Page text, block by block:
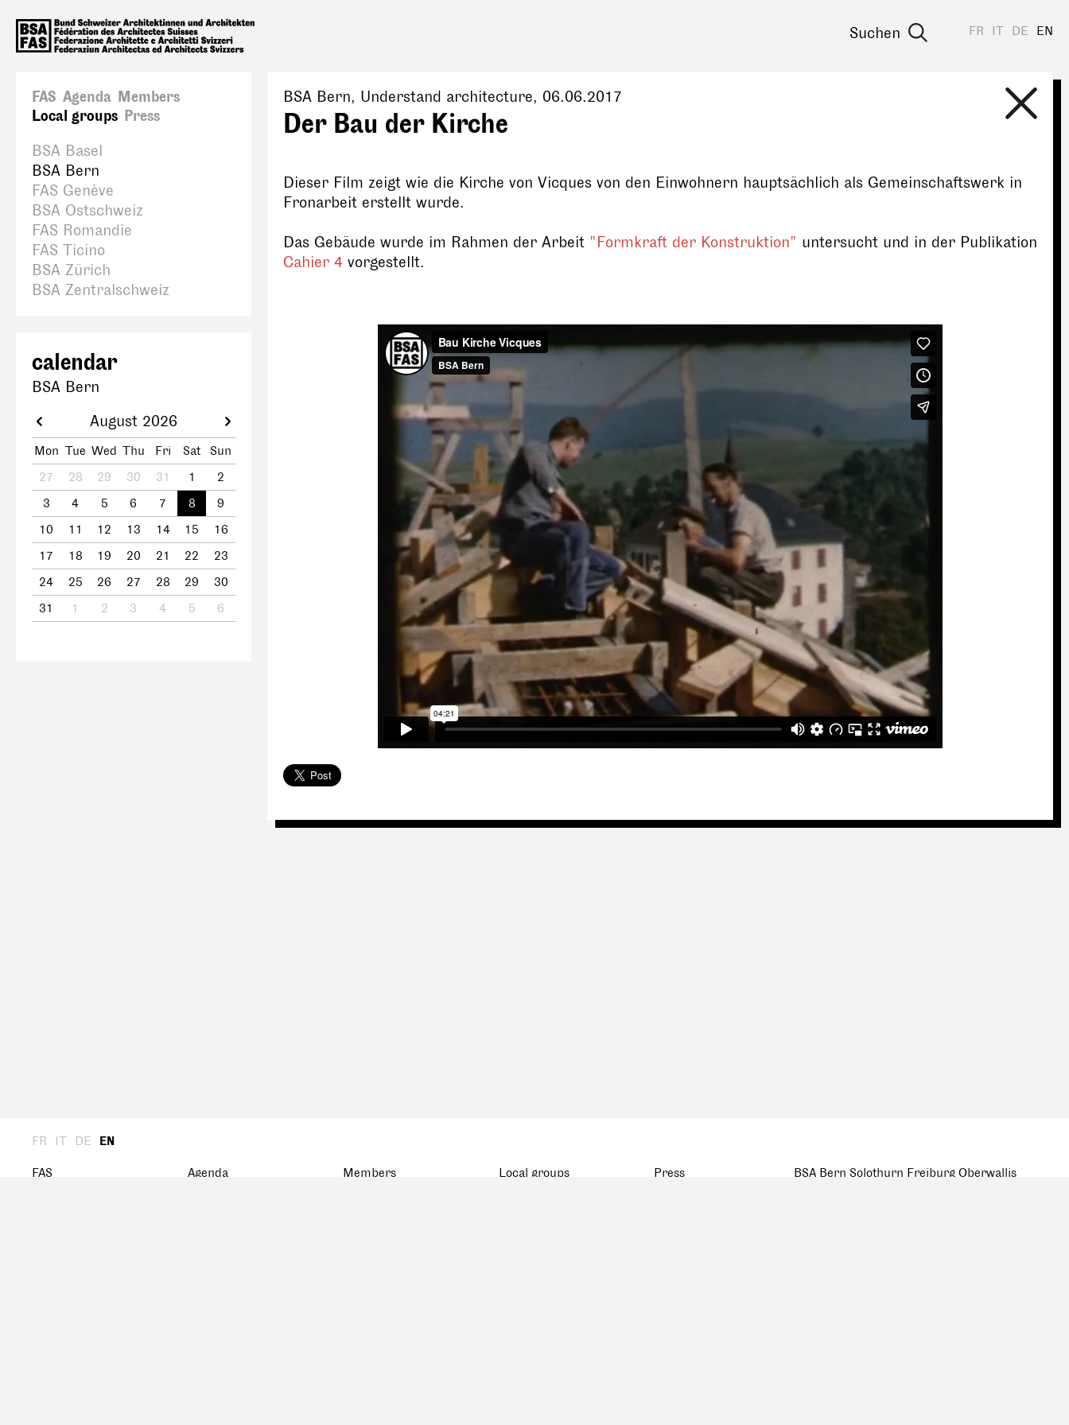
Suchen FR IT DE EN
FAS Agenda Members
Local groups Press
BSA Basel
BSA Bern
FAS Genève
BSA Ostschweiz
FAS Romandie
FAS Ticino
BSA Zürich
BSA Zentralschweiz
BSA Bern, Understand architecture, 06.06.2017
Der Bau der Kirche
Dieser Film zeigt wie die Kirche von Vicques von den Einwohnern hauptsächlich als Gemeinschaftswerk in
Fronarbeit erstellt wurde.
Das Gebäude wurde im Rahmen der Arbeit "Formkraft der Konstruktion" untersucht und in der Publikation
Cahier 4 vorgestellt.
calendar
BSA Bern
August 2026
Mon Tue Wed Thu Fri Sat
Sun
27
28 29 30 31 1
2
3
4 5 6 7 8
9
10
11 12 13 14 15
16
17
18 19 20 21 22
23
24
25 26 27 28 29
30
31
1 2 3 4 5 6
FR IT DE EN
FAS
Agenda
Members
Local groups
Press BSA Bern Solothurn Freiburg Oberwallis